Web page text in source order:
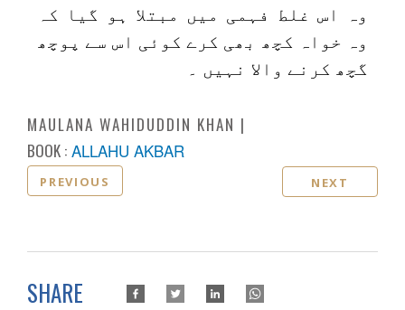
وہ اس غلط فہمی میں مبتلا ہو گیا کہ
وہ خواہ کچھ بھی کرے کوئی اس سے پوچھ
گچھ کرنے والا نہیں ۔
MAULANA WAHIDUDDIN KHAN
BOOK : ALLAHU AKBAR
PREVIOUS NEXT
SHARE